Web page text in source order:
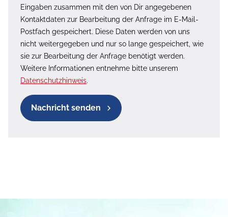
Eingaben zusammen mit den von Dir angegebenen
Kontaktdaten zur Bearbeitung der Anfrage im E-Mail-
Postfach gespeichert. Diese Daten werden von uns
nicht weitergegeben und nur so lange gespeichert, wie
sie zur Bearbeitung der Anfrage benötigt werden.
Weitere Informationen entnehme bitte unserem
Datenschutzhinweis.
Nachricht senden